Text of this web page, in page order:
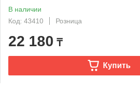
В наличии
Код: 43410
Розница
22 180 ₸
Купить